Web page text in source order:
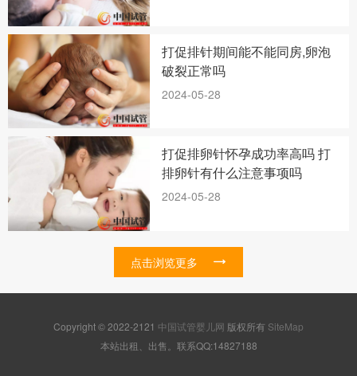
打促排针期间能不能同房,卵泡
破裂正常吗
2024-05-28
打促排卵针怀孕成功率高吗 打
排卵针有什么注意事项吗
2024-05-28
点击浏览更多
Copyright © 2022-2121 中国试管婴儿网 版权所有 SiteMap
本站出租、出售。联系QQ:14827188